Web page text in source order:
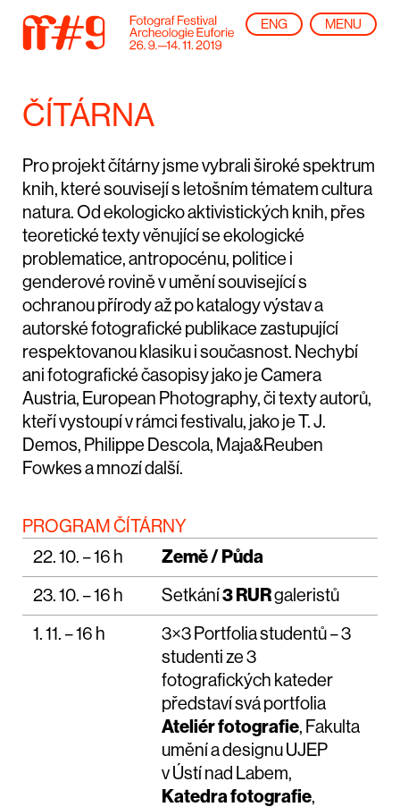
ENG MENU
ČÍTÁRNA
Pro projekt čítárny jsme vybrali široké spektrum
knih, které souvisejí s letošním tématem cultura
natura. Od ekologicko aktivistických knih, přes
teoretické texty věnující se ekologické
problematice, antropocénu, politice i
genderové rovině v umění související s
ochranou přírody až po katalogy výstav a
autorské fotografické publikace zastupující
respektovanou klasiku i současnost. Nechybí
ani fotografické časopisy jako jeCamera
Austria, European Photography, či texty autorů,
kteří vystoupí v rámci festivalu, jako jeT. J.
Demos, Philippe Descola, Maja&Reuben
Fowkes a mnozí další.
PROGRAM ČÍTÁRNY
22. 10. – 16 h
Země / Půda
23. 10. – 16 h Setkání3 RURgaleristů
1. 11. – 16 h
3×3 Portfolia studentů – 3
studenti ze 3
fotografických kateder
představí svá portfolia
Ateliér fotografie, Fakulta
umění a designu UJEP
v Ústí nad Labem,
Katedra fotografie,